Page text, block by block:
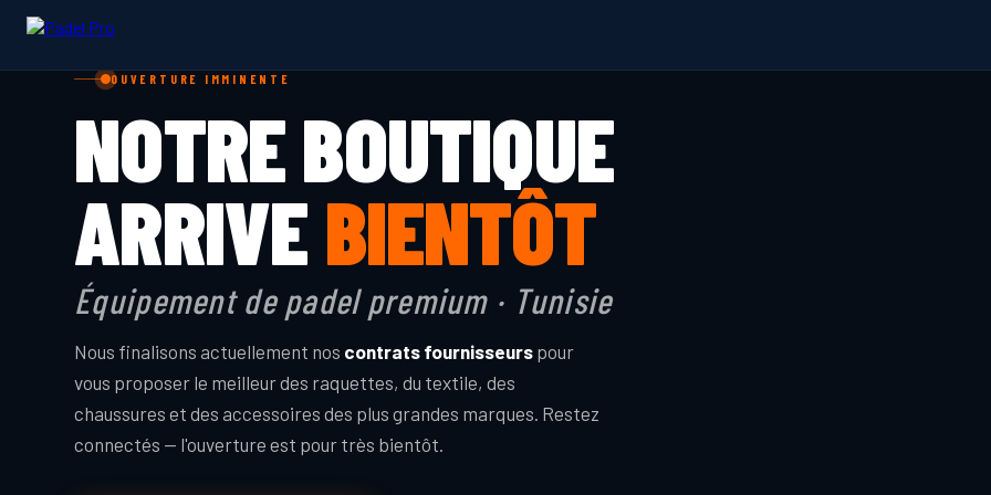
OUVERTURE IMMINENTE
NOTRE BOUTIQUE
ARRIVEBIENTÔT
Équipement de padel premium · Tunisie
Nous finalisons actuellement nos contrats fournisseurs pour
vous proposer le meilleur des raquettes, du textile, des
chaussures et des accessoires des plus grandes marques. Restez
connectés — l'ouverture est pour très bientôt.